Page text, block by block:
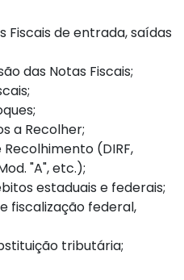
Fiscais de entrada, saídas
das Notas Fiscais;
a Recolher;
Recolhimento (DIRF,
"A", etc.);
estaduais e federais;
fiscalização federal,
tributária;